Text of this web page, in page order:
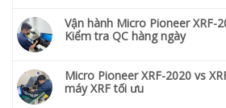
Vận hành Micro Pioneer XRF-
Kiểm tra QC hàng ngày
Micro Pioneer XRF-2020 vs
máy XRF tối ưu